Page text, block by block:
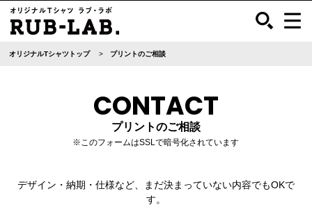
オリジナルTシャツトップ プリントのご相談
CONTACT
プリントのご相談
※このフォームはSSLで暗号化されています
デザイン・納期・仕様など、まだ決まっていない内容でもOKで
す。